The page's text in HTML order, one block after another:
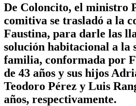
De Coloncito, el ministro
comitiva se trasladó a la
Faustina, para darle las
solución habitacional a la
familia, conformada por
de 43 años y sus hijos
Teodoro Pérez y Luis
años, respectivamente.